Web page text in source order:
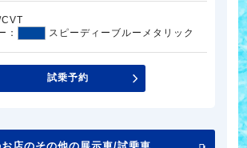
：
スピーディーブルーメタリック
試乗予約